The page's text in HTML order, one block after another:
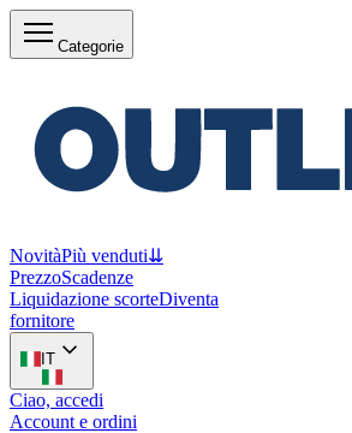
Categorie
NovitàPiù venduti⇊
PrezzoScadenze
Liquidazione scorteDiventa
fornitore
IT
Ciao, accedi
Account e ordini